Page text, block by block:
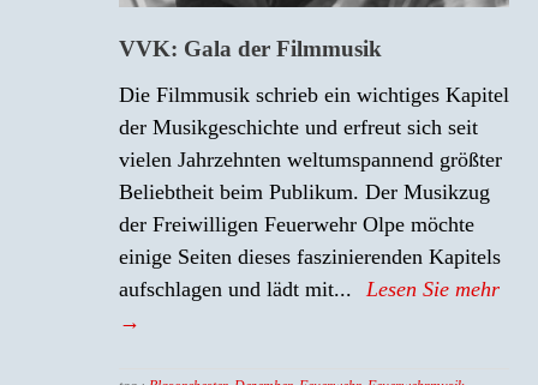
VVK: Gala der Filmmusik
Die Filmmusik schrieb ein wichtiges Kapitel
der Musikgeschichte und erfreut sich seit
vielen Jahrzehnten weltumspannend größter
Beliebtheit beim Publikum. Der Musikzug
der Freiwilligen Feuerwehr Olpe möchte
einige Seiten dieses faszinierenden Kapitels
aufschlagen und lädt mit...
Lesen Sie mehr
→